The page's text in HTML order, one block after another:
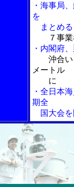
・海事局
を
まとめる
７事業
・内閣府
沖合
メートル
に
・全日本
期全
国大会を